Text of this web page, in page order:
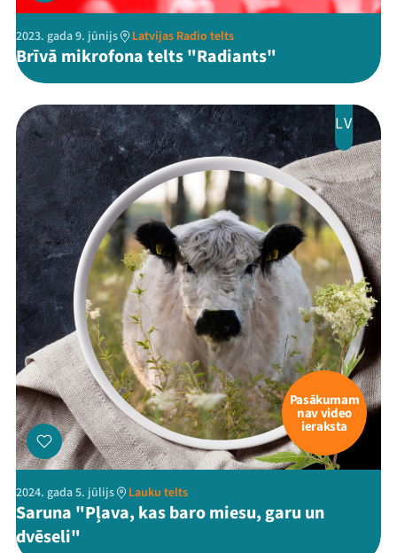
Ziedo
Veikals
Kontakti
ThreadsFacebookYoutube
X Instagram
Flick TikTok
2023. gada 9. jūnijs Latvijas Radio telts
Brīvā mikrofona telts "Radiants"
LV
Pasākumam
nav video
ieraksta
2024. gada 5. jūlijs Lauku telts
Saruna "Pļava, kas baro miesu, garu un
dvēseli"